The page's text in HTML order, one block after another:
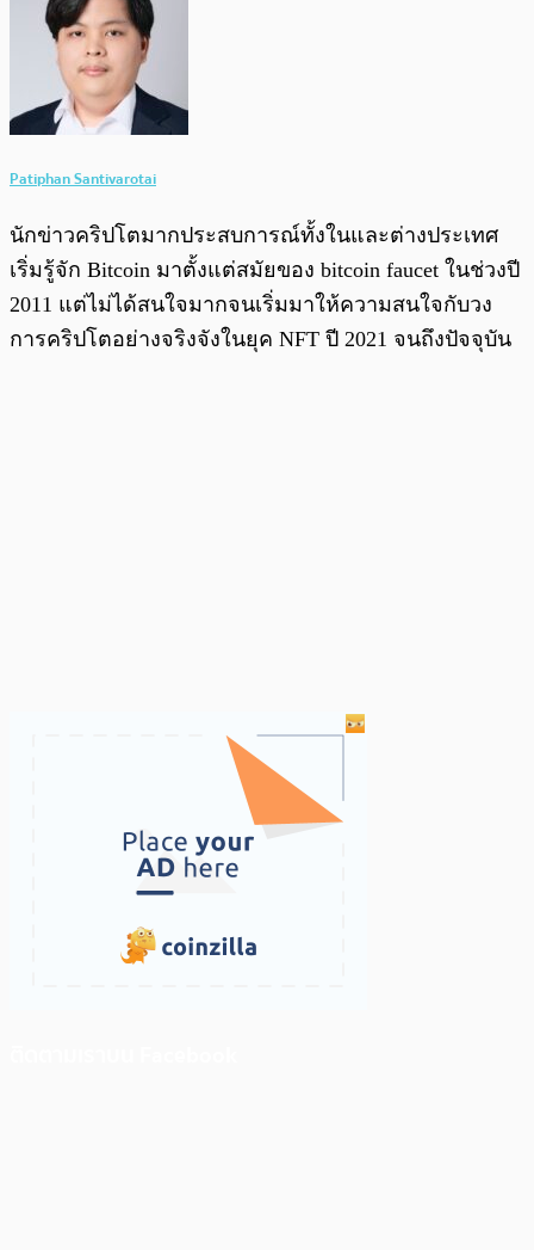
Patiphan Santivarotai
นักข่าวคริปโตมากประสบการณ์ทั้งในและต่างประเทศ
เริ่มรู้จัก Bitcoin มาตั้งแต่สมัยของ bitcoin faucet ในช่วงปี
2011 แต่ไม่ได้สนใจมากจนเริ่มมาให้ความสนใจกับวง
การคริปโตอย่างจริงจังในยุค NFT ปี 2021 จนถึงปัจจุบัน